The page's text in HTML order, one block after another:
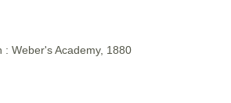
: Weber's Academy, 1880